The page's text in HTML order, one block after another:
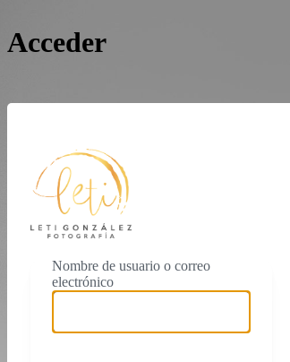
Acceder
Nombre de usuario o correo
electrónico